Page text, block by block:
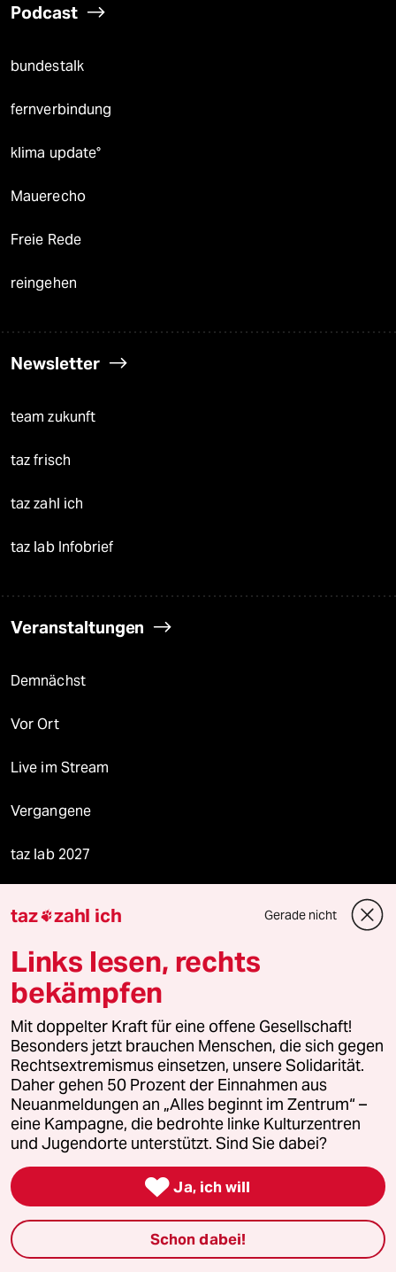
Podcast
bundestalk
fernverbindung
klima update°
Mauerecho
Freie Rede
reingehen
Newsletter
team zukunft
taz frisch
taz zahl ich
taz lab Infobrief
Veranstaltungen
Demnächst
Vor Ort
Live im Stream
Vergangene
taz lab 2027
taz Blogs
taz FUTURZWEI
Le Monde diplomatique
taz Archiv
Mehr taz Angebote
Reisen
taz zahl ich Gerade nicht
Links lesen, rechts
bekämpfen
Mit doppelter Kraft für eine offene Gesellschaft!
Besonders jetzt brauchen Menschen, die sich gegen
Rechtsextremismus einsetzen, unsere Solidarität.
Daher gehen 50 Prozent der Einnahmen aus
Neuanmeldungen an „Alles beginnt im Zentrum“ –
eine Kampagne, die bedrohte linke Kulturzentren
und Jugendorte unterstützt. Sind Sie dabei?
 Ja, ich will
Schon dabei!